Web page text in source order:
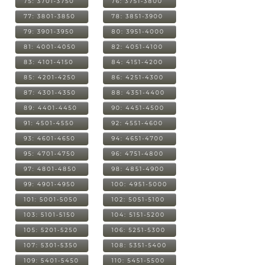
77: 3801-3850 78: 3851-3900
79: 3901-3950 80: 3951-4000
81: 4001-4050 82: 4051-4100
83: 4101-4150 84: 4151-4200
85: 4201-4250 86: 4251-4300
87: 4301-4350 88: 4351-4400
89: 4401-4450 90: 4451-4500
91: 4501-4550 92: 4551-4600
93: 4601-4650 94: 4651-4700
95: 4701-4750 96: 4751-4800
97: 4801-4850 98: 4851-4900
99: 4901-4950 100: 4951-5000
101: 5001-5050 102: 5051-5100
103: 5101-5150 104: 5151-5200
105: 5201-5250 106: 5251-5300
107: 5301-5350 108: 5351-5400
109: 5401-5450 110: 5451-5500